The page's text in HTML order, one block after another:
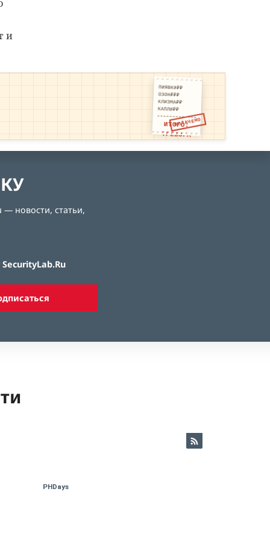
и
ПИЯВКИ₽₽
ОЗОН₽₽₽
КЛИЗМА₽₽
КАПЛИ₽₽
ИТОГО:
ТРЕВОГА
ОПЛАЧЕНО
новости, статьи,
PHDays